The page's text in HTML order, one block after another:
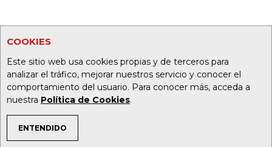
COOKIES
Este sitio web usa cookies propias y de terceros para
analizar el tráfico, mejorar nuestros servicio y conocer el
comportamiento del usuario. Para conocer más, acceda a
nuestra Política de Cookies.
ENTENDIDO
TEMAS DE INTERÉS